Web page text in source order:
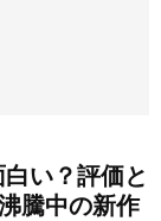
白い？評価と
騰中の新作